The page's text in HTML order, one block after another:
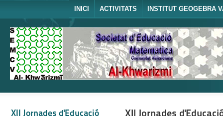
INICI ACTIVITATS INSTITUT GEOGEBRA
XII Jornades d'Educació
XII Jornades